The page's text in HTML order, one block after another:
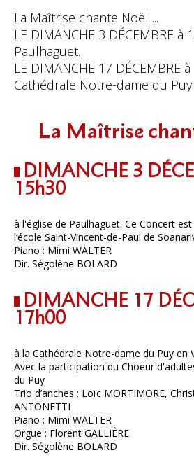
La Maîtrise chante Noël ...
LE DIMANCHE 3 DÉCEMBRE à
Paulhaguet.
LE DIMANCHE 17 DÉCEMBRE
Cathédrale Notre-dame du Puy
La Maîtrise
DIMANCHE 3
15h30
à l'église de Paulhaguet. Ce Concert
l’école Saint-Vincent-de-Paul de
Piano : Mimi WALTER
Dir. Ségolène BOLARD
DIMANCHE 17
17h00
à la Cathédrale Notre-dame du Puy en
Avec la participation du Choeur
du Puy
Trio d’anches : Loïc MORTIMORE,
ANTONETTI
Piano : Mimi WALTER
Orgue : Florent GALLIÈRE
Dir. Ségolène BOLARD